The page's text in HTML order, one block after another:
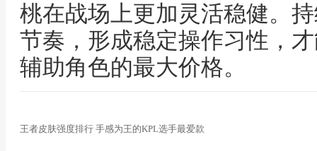
桃在战场上更加灵活稳健。
节奏，形成稳定操作习性，
辅助角色的最大价格。
王者皮肤强度排行 手感为王的KPL选手最爱款